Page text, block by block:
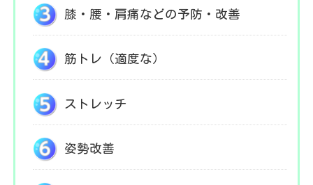
膝・腰・肩痛などの予防・改善
筋トレ（適度な）
ストレッチ
姿勢改善